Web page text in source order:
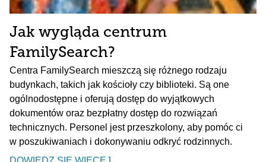
Jak wygląda centrum
FamilySearch?
Centra FamilySearch mieszczą się różnego rodzaju
budynkach, takich jak kościoły czy biblioteki. Są one
ogólnodostępne i oferują dostęp do wyjątkowych
dokumentów oraz bezpłatny dostęp do rozwiązań
technicznych. Personel jest przeszkolony, aby pomóc ci
w poszukiwaniach i dokonywaniu odkryć rodzinnych.